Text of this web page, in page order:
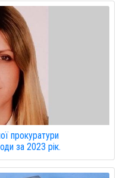
прокуратури
за 2023 рік.